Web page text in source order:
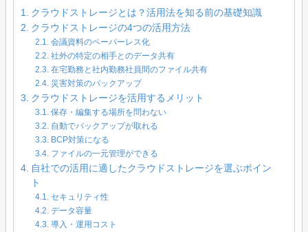
クラウドストレージとは？活用法を知る前の基礎知識
クラウドストレージの4つの活用方法
会議資料のペーパーレス化
社外の特定の相手とのデータ共有
在宅勤務と社内勤務社員間のファイル共有
災害対策のバックアップ
クラウドストレージを活用するメリット
保存・編集する場所を問わない
自動でバックアップが取れる
BCP対策になる
ファイルの一元管理ができる
自社での活用に適したクラウドストレージを選ぶポイン
ト
セキュリティ性
データ容量
導入・運用コスト